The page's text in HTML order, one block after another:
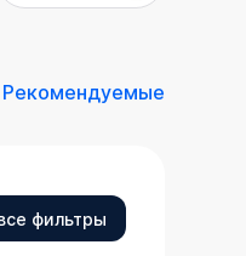
Рекомендуемые
фильтры